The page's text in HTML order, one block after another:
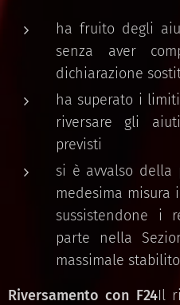
ha fruito degli
senza aver
dichiarazione
ha superato i
riversare gli
previsti
si è avvalso della
medesima misura
sussistendone i
parte nella
massimale
Riversamento con F24Il